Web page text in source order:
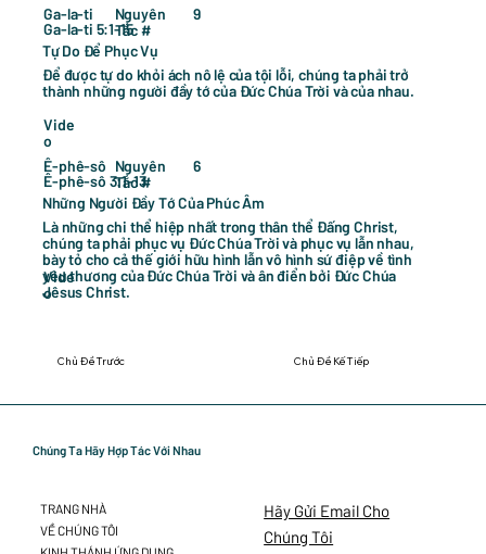
Chủ Đề Trước Chủ Đề Kế Tiếp
Ga-la-ti
Tự Do Để Phục Vụ
Ga-la-ti 5:1-15
Nguyên
Tắc #
9
Để được tự do khỏi ách nô lệ của tội lỗi, chúng ta phải trở
thành những người đầy tớ của Đức Chúa Trời và của nhau.
Vide
o
Ê-phê-sô
Những Người Đầy Tớ Của Phúc Âm
Ê-phê-sô 3:1-13
Nguyên
Tắc #
6
Là những chi thể hiệp nhất trong thân thể Đấng Christ,
chúng ta phải phục vụ Đức Chúa Trời và phục vụ lẫn nhau,
bày tỏ cho cả thế giới hữu hình lẫn vô hình sứ điệp về tình
yêu thương của Đức Chúa Trời và ân điển bởi Đức Chúa
Jêsus Christ.
Vide
o
Chúng Ta Hãy Hợp Tác Với Nhau
Hãy Gửi Email Cho
Chúng Tôi
TRANG NHÀ
VỀ CHÚNG TÔI